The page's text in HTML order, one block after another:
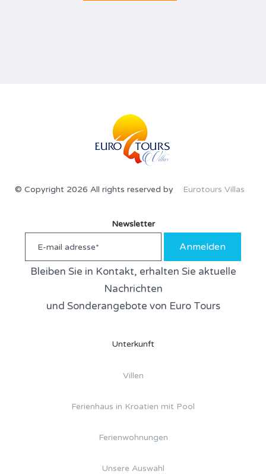
© Copyright 2026 All rights reserved by Eurotours Villas
Newsletter
Anmelden
Bleiben Sie in Kontakt, erhalten Sie aktuelle
Nachrichten
und Sonderangebote von Euro Tours
Unterkunft
Villen
Ferienhaus in Kroatien mit Pool
Ferienwohnungen
Unsere Auswahl